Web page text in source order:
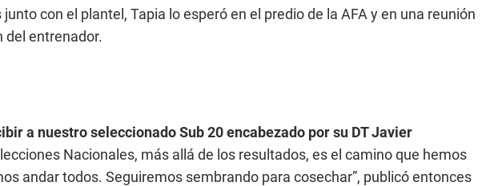
con el plantel, Tapia lo esperó en el predio de la AFA y en una reunión
del entrenador.
a nuestro seleccionado Sub 20 encabezado por su DT Javier
Nacionales, más allá de los resultados, es el camino que hemos
andar todos. Seguiremos sembrando para cosechar”, publicó entonces